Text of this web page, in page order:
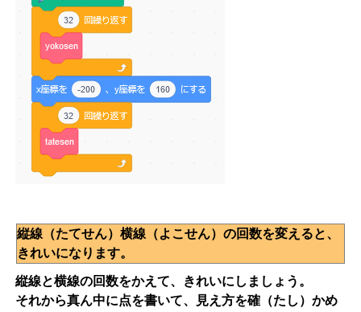
縦線（たてせん）横線（よこせん）の回数を変えると、
きれいになります。
縦線と横線の回数をかえて、きれいにしましょう。
それから真ん中に点を書いて、見え方を確（たし）かめ